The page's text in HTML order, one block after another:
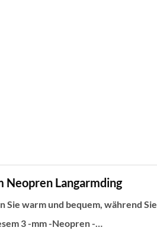
Neopren Langarmding
Sie warm und bequem, während Sie
3 -mm -Neopren -